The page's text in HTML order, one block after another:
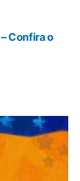
Confira o